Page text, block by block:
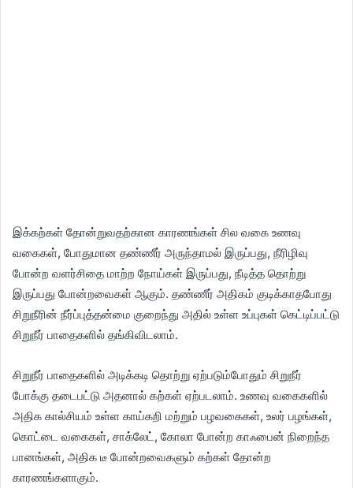
இக்கற்கள் தோன்றுவதற்கான காரணங்கள் சில வகை உணவு
வகைகள், போதுமான தண்ணீர் அருந்தாமல் இருப்பது, நீரிழிவு
போன்ற வளர்சிதை மாற்ற நோய்கள் இருப்பது, நீடித்த தொற்று
இருப்பது போன்றவைகள் ஆகும். தண்ணீர் அதிகம் குடிக்காதபோது
சிறுநீரின் நீர்ப்புத்தன்மை குறைந்து அதில் உள்ள உப்புகள் கெட்டிப்பட்டு
சிறுநீர் பாதைகளில் தங்கிவிடலாம்.
சிறுநீர் பாதைகளில் அடிக்கடி தொற்று ஏற்படும்போதும் சிறுநீர்
போக்கு தடைபட்டு அதனால் கற்கள் ஏற்படலாம். உணவு வகைகளில்
அதிக கால்சியம் உள்ள காய்கறி மற்றும் பழவகைகள், உலர் பழங்கள்,
கொட்டை வகைகள், சாக்லேட், கோலா போன்ற காஃபைன் நிறைந்த
பானங்கள், அதிக டீ போன்றவைகளும் கற்கள் தோன்ற
காரணங்களாகும்.